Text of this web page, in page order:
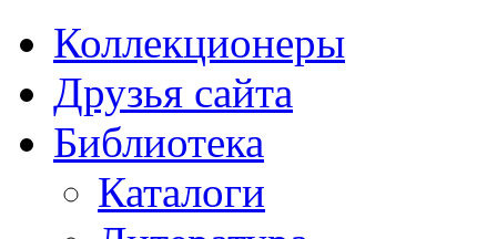
Коллекционеры
Друзья сайта
Библиотека
Каталоги